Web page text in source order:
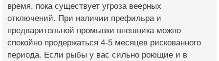
время, пока существует угроза веерных
отключений. При наличии префильра и
предварительной промывки внешника можно
спокойно продержаться 4-5 месяцев рискованного
периода. Если рыбы у вас сильно роющие и в